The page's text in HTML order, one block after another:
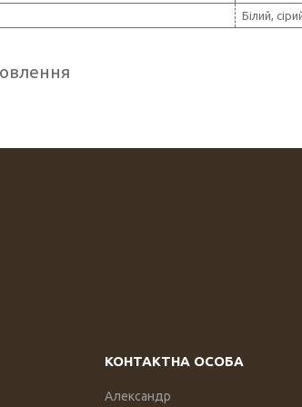
Білий,
Александр